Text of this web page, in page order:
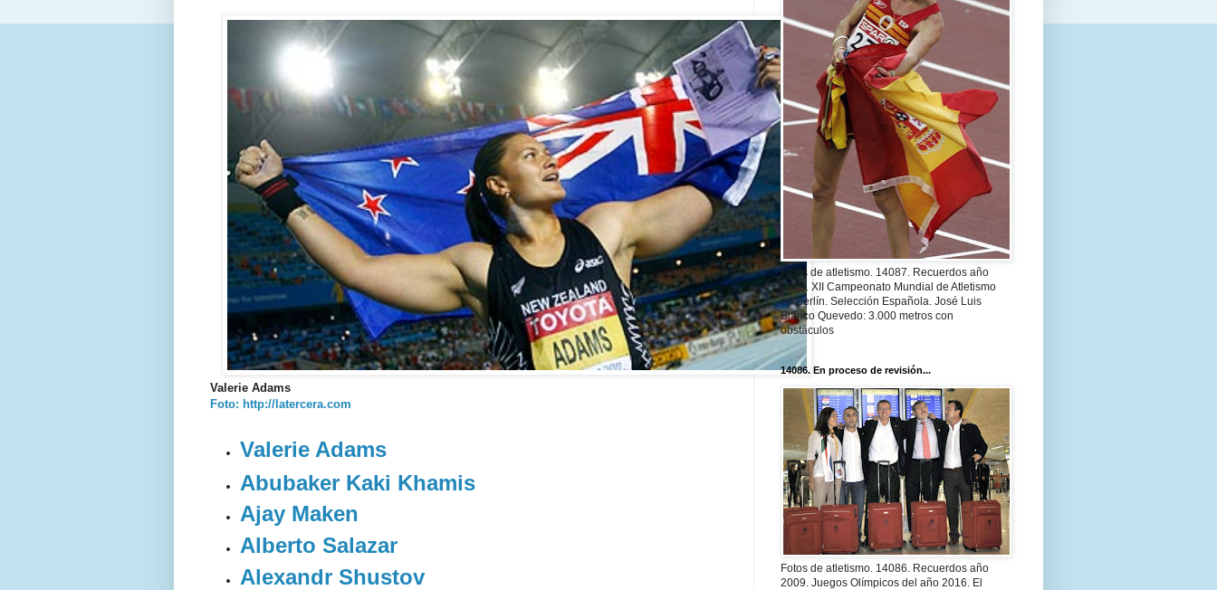
Valerie Adams
Foto: http://latercera.com
Valerie Adams
Abubaker Kaki Khamis
Ajay Maken
Alberto Salazar
Alexandr Shustov
Fotos de atletismo. 14087. Recuerdos año
2009. XII Campeonato Mundial de Atletismo
en Berlín. Selección Española. José Luis
Blanco Quevedo: 3.000 metros con
obstáculos
14086. En proceso de revisión...
Fotos de atletismo. 14086. Recuerdos año
2009. Juegos Olímpicos del año 2016. El